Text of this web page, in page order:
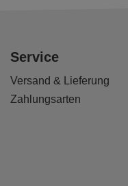
Service
Versand & Lieferung
Zahlungsarten